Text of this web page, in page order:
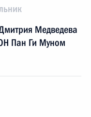
Медведева
Пан Ги Муном